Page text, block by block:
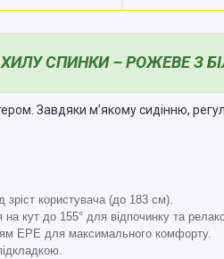
СПИНКИ – РОЖЕВЕ З
Завдяки м’якому сидінню,
зріст користувача (до 183 см).
на кут до 155° для відпочинку та
EPE для максимального комфорту.